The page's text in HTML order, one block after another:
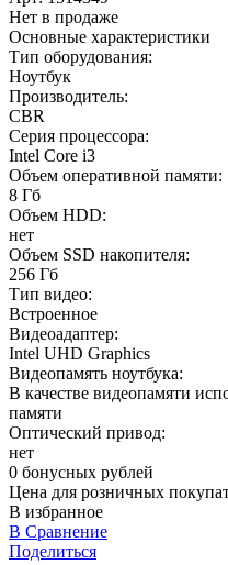
Нет в продаже
Основные характеристики
Тип оборудования:
Ноутбук
Производитель:
CBR
Серия процессора:
Intel Core i3
Объем оперативной памяти:
8 Гб
Объем HDD:
нет
Объем SSD накопителя:
256 Гб
Тип видео:
Встроенное
Видеоадаптер:
Intel UHD Graphics
Видеопамять ноутбука:
В качестве видеопамяти
памяти
Оптический привод:
нет
0 бонусных рублей
Цена для розничных
В избранное
В Сравнение
Поделиться